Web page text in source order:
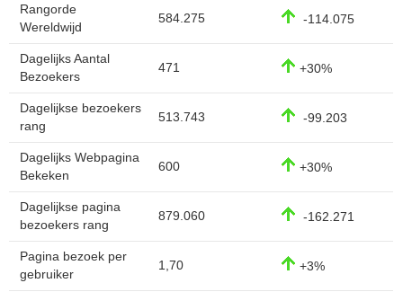
Rangorde
Wereldwijd
584.275 -114.075
Dagelijks Aantal
Bezoekers
471 +30%
Dagelijkse bezoekers
rang
513.743 -99.203
Dagelijks Webpagina
Bekeken
600 +30%
Dagelijkse pagina
bezoekers rang
879.060 -162.271
Pagina bezoek per
gebruiker
1,70 +3%